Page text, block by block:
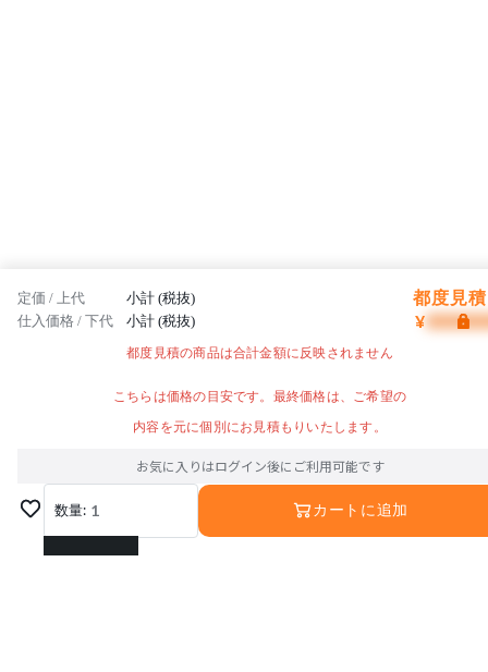
定価 / 上代 小計 (税抜) 都度見
仕入価格 / 下代 小計 (税抜) ¥
都度見積の商品は合計金額に反映されません
こちらは価格の目安です。最終価格は、ご希望の
内容を元に個別にお見積もりいたします。
お気に入りはログイン後にご利用可能です
数量: 1
1
カートに追加